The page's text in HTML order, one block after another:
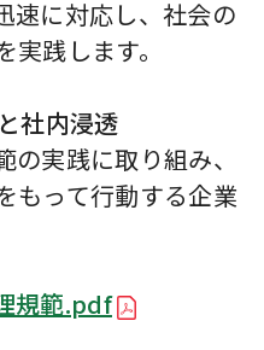
速に対応し、社会の
践します。
社内浸透
実践に取り組み、
もって行動する企業
規範.pdf